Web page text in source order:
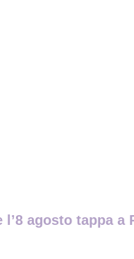
agosto tappa a